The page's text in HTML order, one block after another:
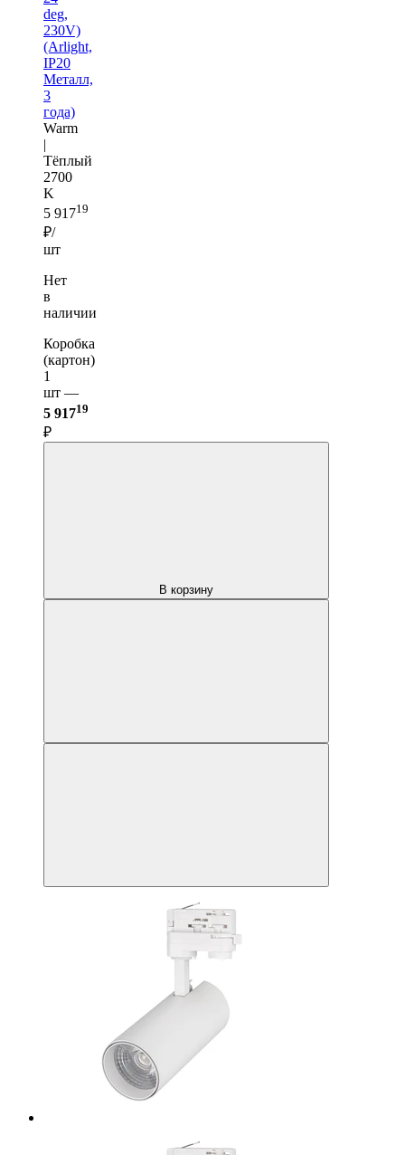
deg,
230V)
(Arlight,
IP20
Металл,
3
года)
Warm
|
Тёплый
2700
K
5 91719
₽/
шт
Нет
в
наличии
Коробка
(картон)
1
шт —
5 91719
₽
В корзину